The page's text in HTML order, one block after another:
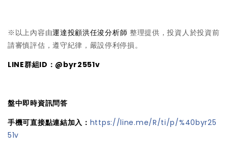
※以上內容由運達投顧洪任浚分析師 整理提供，投資人於投資前
請審慎評估，遵守紀律，嚴設停利停損。
LINE群組ID：@byr2551v
盤中即時資訊問答
手機可直接點連結加入： https://line.me/R/ti/p/%40byr25
51v